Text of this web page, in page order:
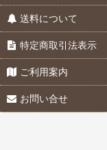
送料について
特定商取引法表示
ご利用案内
お問い合せ